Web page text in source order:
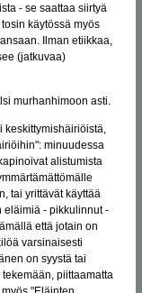
- se saattaa siirtyä
käytössä myös
Ilman etiikkaa,
(jatkuvaa)
murhanhimoon asti.
minuudessa
alistumista
tai yrittävät käyttää
eläimiä - pikkulinnut -
että jotain on
varsinaisesti
on syystä tai
piittaamatta